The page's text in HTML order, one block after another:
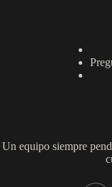
Un equipo siempre